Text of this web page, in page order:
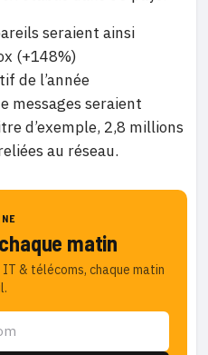
seraient ainsi
(+148%)
de l’année
messages seraient
d’exemple, 2,8 millions
au réseau.
matin
& télécoms, chaque matin